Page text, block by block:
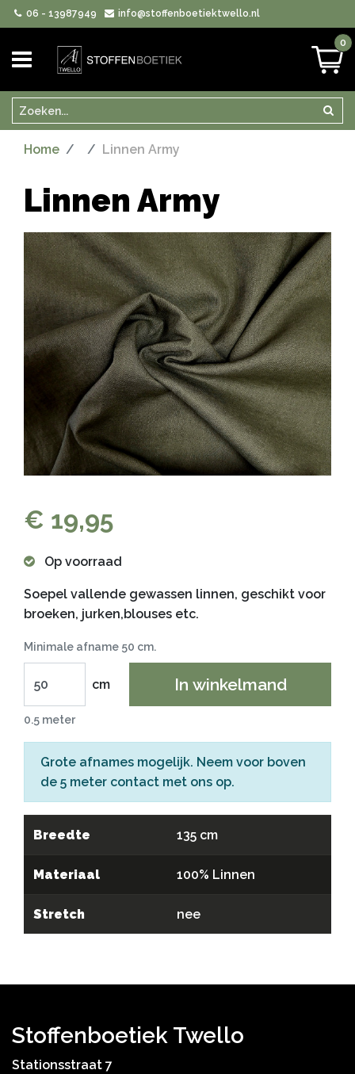
06 - 13987949 info@stoffenboetiektwello.nl
0
Zoeken
Home Linnen Army
Linnen Army
€ 19,95
Op voorraad
Soepel vallende gewassen linnen, geschikt voor
broeken, jurken,blouses etc.
Minimale afname 50 cm.
cm In winkelmand
0.5 meter
Grote afnames mogelijk. Neem voor boven
de 5 meter contact met ons op.
Breedte 135 cm
Materiaal 100% Linnen
Stretch nee
Stoffenboetiek Twello
Stationsstraat 7